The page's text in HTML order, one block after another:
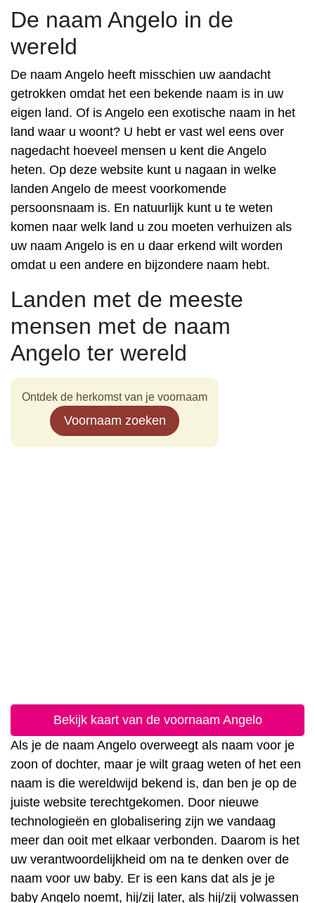
De naam Angelo in de
wereld
De naam Angelo heeft misschien uw aandacht
getrokken omdat het een bekende naam is in uw
eigen land. Of is Angelo een exotische naam in het
land waar u woont? U hebt er vast wel eens over
nagedacht hoeveel mensen u kent die Angelo
heten. Op deze website kunt u nagaan in welke
landen Angelo de meest voorkomende
persoonsnaam is. En natuurlijk kunt u te weten
komen naar welk land u zou moeten verhuizen als
uw naam Angelo is en u daar erkend wilt worden
omdat u een andere en bijzondere naam hebt.
Landen met de meeste
mensen met de naam
Angelo ter wereld
Ontdek de herkomst van je voornaam
Voornaam zoeken
Bekijk kaart van de voornaam Angelo
Als je de naam Angelo overweegt als naam voor je
zoon of dochter, maar je wilt graag weten of het een
naam is die wereldwijd bekend is, dan ben je op de
juiste website terechtgekomen. Door nieuwe
technologieën en globalisering zijn we vandaag
meer dan ooit met elkaar verbonden. Daarom is het
uw verantwoordelijkheid om na te denken over de
naam voor uw baby. Er is een kans dat als je je
baby Angelo noemt, hij/zij later, als hij/zij volwassen